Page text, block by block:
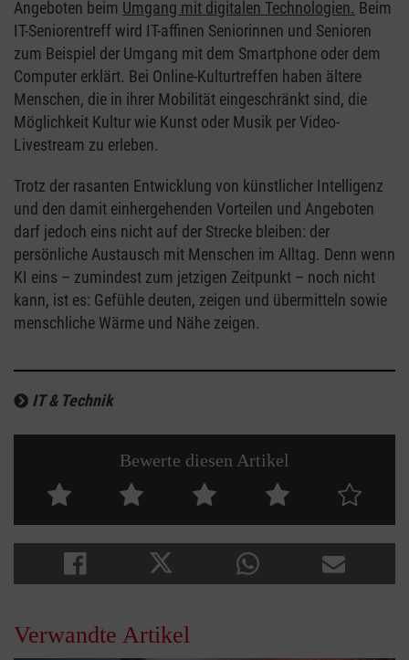
Angeboten beim Umgang mit digitalen Technologien. Beim
IT-Seniorentreff wird IT-affinen Seniorinnen und Senioren
zum Beispiel der Umgang mit dem Smartphone oder dem
Computer erklärt. Bei Online-Kulturtreffen haben ältere
Menschen, die in ihrer Mobilität eingeschränkt sind, die
Möglichkeit Kultur wie Kunst oder Musik per Video-
Livestream zu erleben.
Trotz der rasanten Entwicklung von künstlicher Intelligenz
und den damit einhergehenden Vorteilen und Angeboten
darf jedoch eins nicht auf der Strecke bleiben: der
persönliche Austausch mit Menschen im Alltag. Denn wenn
KI eins – zumindest zum jetzigen Zeitpunkt – noch nicht
kann, ist es: Gefühle deuten, zeigen und übermitteln sowie
menschliche Wärme und Nähe zeigen.
IT & Technik
Bewerte diesen Artikel
Verwandte Artikel